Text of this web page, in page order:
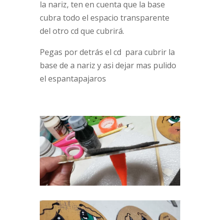
la nariz, ten en cuenta que la base
cubra todo el espacio transparente
del otro cd que cubrirá.
Pegas por detrás el cd para cubrir la
base de a nariz y asi dejar mas pulido
el espantapajaros